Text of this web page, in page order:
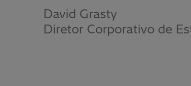
David Grasty
Diretor Corporativo de